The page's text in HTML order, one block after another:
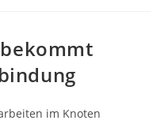
im Knoten